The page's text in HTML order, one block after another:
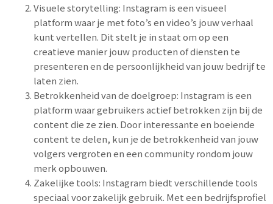
Visuele storytelling: Instagram is een visueel
platform waar je met foto’s en video’s jouw verhaal
kunt vertellen. Dit stelt je in staat om op een
creatieve manier jouw producten of diensten te
presenteren en de persoonlijkheid van jouw bedrijf te
laten zien.
Betrokkenheid van de doelgroep: Instagram is een
platform waar gebruikers actief betrokken zijn bij de
content die ze zien. Door interessante en boeiende
content te delen, kun je de betrokkenheid van jouw
volgers vergroten en een community rondom jouw
merk opbouwen.
Zakelijke tools: Instagram biedt verschillende tools
speciaal voor zakelijk gebruik. Met een bedrijfsprofiel